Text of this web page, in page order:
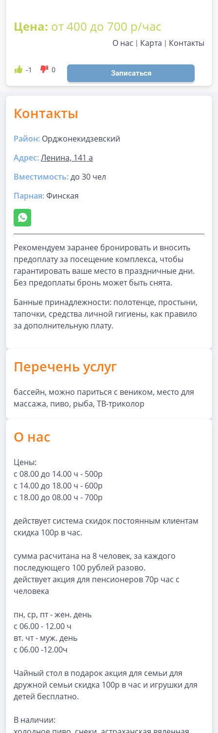
Цена: от 400 до 700 р/час
О нас Карта Контакты
-1 0 Записаться
Контакты
Район: Орджонекидзевский
Адрес:Ленина, 141 а
Вместимость:до 30 чел
Парная:Финская
Рекомендуем заранее бронировать и вносить
предоплату за посещение комплекса, чтобы
гарантировать ваше место в праздничные дни.
Без предоплаты бронь может быть снята.
Банные принадлежности: полотенце, простыни,
тапочки, средства личной гигиены, как правило
за дополнительную плату.
Перечень услуг
бассейн, можно париться с веником, место для
массажа, пиво, рыба, ТВ-триколор
О нас
Цены:
с 08.00 до 14.00 ч - 500р
с 14.00 до 18.00 ч - 600р
с 18.00 до 08.00 ч - 700р
действует система скидок постоянным клиентам
скидка 100р в час.
сумма расчитана на 8 человек, за каждого
последующего 100 рублей разово.
действует акция для пенсионеров 70р час с
человека
пн, ср, пт - жен. день
с 06.00 - 12.00 ч
вт. чт - муж. день
с 06.00 -12.00ч
Чайный стол в подарок акция для семьи для
дружной семьи скидка 100р в час и игрушки для
детей бесплатно.
В наличии: